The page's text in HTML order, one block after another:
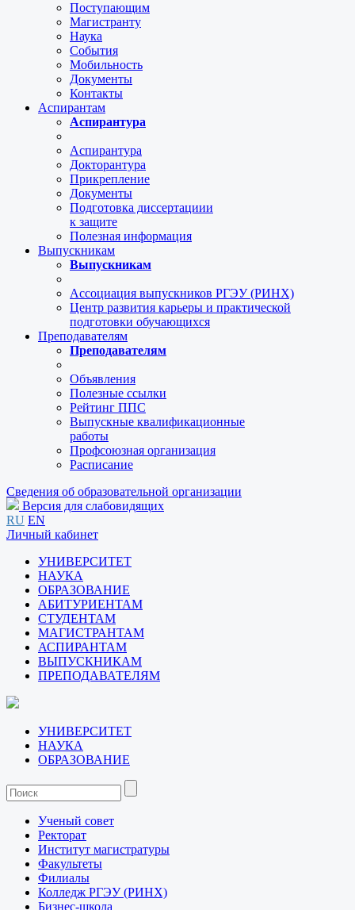
Поступающим
Магистранту
Наука
События
Мобильность
Документы
Контакты
Аспирантам
Аспирантура
Аспирантура
Докторантура
Прикрепление
Документы
Подготовка диссертациии
к защите
Полезная информация
Выпускникам
Выпускникам
Ассоциация выпускников РГЭУ (РИНХ)
Центр развития карьеры и практической
подготовки обучающихся
Преподавателям
Преподавателям
Объявления
Полезные ссылки
Рейтинг ППС
Выпускные квалификационные
работы
Профсоюзная организация
Расписание
Сведения об образовательной организации
Версия для слабовидящих
RU EN
Личный кабинет
УНИВЕРСИТЕТ
НАУКА
ОБРАЗОВАНИЕ
АБИТУРИЕНТАМ
СТУДЕНТАМ
МАГИСТРАНТАМ
АСПИРАНТАМ
ВЫПУСКНИКАМ
ПРЕПОДАВАТЕЛЯМ
УНИВЕРСИТЕТ
НАУКА
ОБРАЗОВАНИЕ
Ученый совет
Ректорат
Институт магистратуры
Факультеты
Филиалы
Колледж РГЭУ (РИНХ)
Бизнес-школа